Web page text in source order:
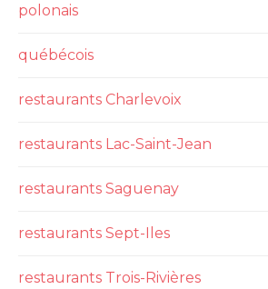
polonais
québécois
restaurants Charlevoix
restaurants Lac-Saint-Jean
restaurants Saguenay
restaurants Sept-Iles
restaurants Trois-Rivières